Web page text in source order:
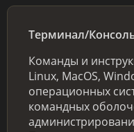
Терминал/
Команды и
Linux, MacOS,
операционных
командных